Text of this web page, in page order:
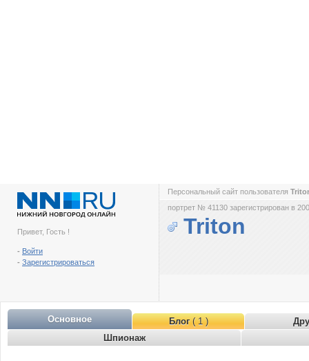
Привет, Гость !
- Войти
- Зарегистрироваться
Персональный сайт пользователя
портрет № 41130 зарегистрирован в
Triton
Основное Блог( 1 )
Шпионаж